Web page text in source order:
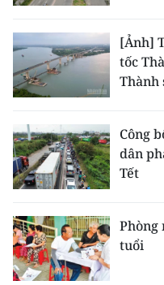
VỀ BÁO NHÂN DÂN
THỜI NAY
NHÂN DÂN CUỐI TUẦN
NHÂN DÂN HẰNG
ĐỌC BÁO IN
[Ảnh]
tốc
Thành
Công
dân
Tết
Phòng
tuổi